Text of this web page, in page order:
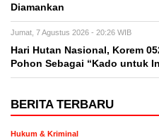
Diamankan
Jumat, 7 Agustus 2026 - 20:26 WIB
Hari Hutan Nasional, Korem
Pohon Sebagai “Kado untuk
BERITA TERBARU
Hukum & Kriminal